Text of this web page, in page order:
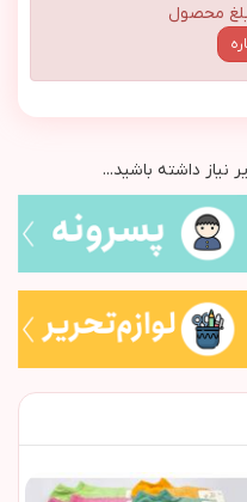
محصول
داشته باشید...